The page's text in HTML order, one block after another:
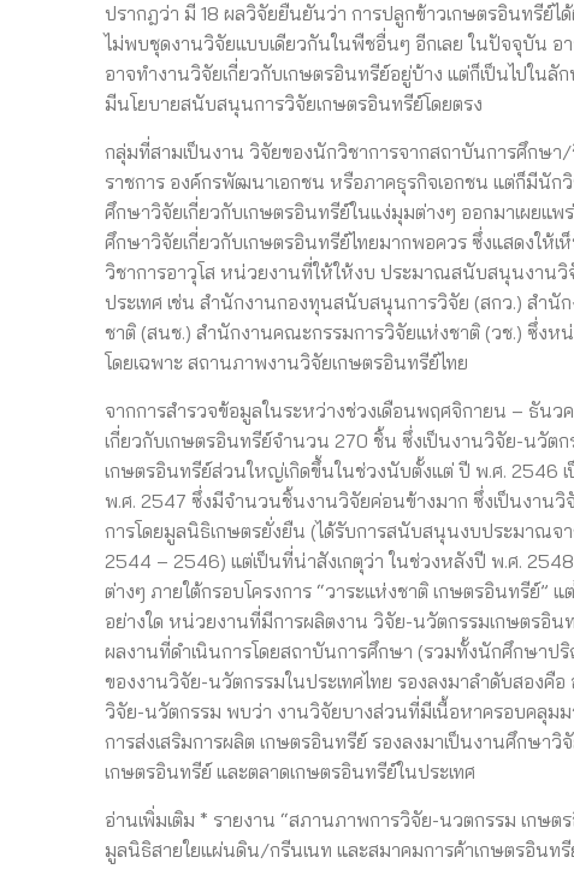
ปรากฎว่า มี 18 ผลวิจัยยืนยันว่า การปลูกข้าวเกษตรอินทรีย์ไ
ไม่พบชุดงานวิจัยแบบเดียวกันในพืชอื่นๆ อีกเลย ในปัจจุบัน
อาจทำงานวิจัยเกี่ยวกับเกษตรอินทรีย์อยู่บ้าง แต่ก็เป็นไปใน
มีนโยบายสนับสนุนการวิจัยเกษตรอินทรีย์โดยตรง
กลุ่มที่สามเป็นงาน วิจัยของนักวิชาการจากสถาบันการศึกษ
ราชการ องค์กรพัฒนาเอกชน หรือภาคธุรกิจเอกชน แต่ก็มีนั
ศึกษาวิจัยเกี่ยวกับเกษตรอินทรีย์ในแง่มุมต่างๆ ออกมาเผย
ศึกษาวิจัยเกี่ยวกับเกษตรอินทรีย์ไทยมากพอควร ซึ่งแสดงให้
วิชาการอาวุโส หน่วยงานที่ให้ให้งบ ประมาณสนับสนุนงาน
ประเทศ เช่น สำนักงานกองทุนสนับสนุนการวิจัย (สกว.) สำ
ชาติ (สนช.) สำนักงานคณะกรรมการวิจัยแห่งชาติ (วช.) ซึ่งห
โดยเฉพาะ สถานภาพงานวิจัยเกษตรอินทรีย์ไทย
จากการสำรวจข้อมูลในระหว่างช่วงเดือนพฤศจิกายน – ธัน
เกี่ยวกับเกษตรอินทรีย์จำนวน 270 ชิ้น ซึ่งเป็นงานวิจัย-นวัต
เกษตรอินทรีย์ส่วนใหญ่เกิดขึ้นในช่วงนับตั้งแต่ ปี พ.ศ. 2546
พ.ศ. 2547 ซึ่งมีจำนวนชิ้นงานวิจัยค่อนข้างมาก ซึ่งเป็นงานวิ
การโดยมูลนิธิเกษตรยั่งยืน (ได้รับการสนับสนุนงบประมาณ
2544 – 2546) แต่เป็นที่น่าสังเกตุว่า ในช่วงหลังปี พ.ศ.
ต่างๆ ภายใต้กรอบโครงการ “วาระแห่งชาติ เกษตรอินทรีย์
อย่างใด หน่วยงานที่มีการผลิตงาน วิจัย-นวัตกรรมเกษตรอิ
ผลงานที่ดำเนินการโดยสถาบันการศึกษา (รวมทั้งนักศึกษาป
ของงานวิจัย-นวัตกรรมในประเทศไทย รองลงมาลำดับสอง
วิจัย-นวัตกรรม พบว่า งานวิจัยบางส่วนที่มีเนื้อหาครอบคลุม
การส่งเสริมการผลิต เกษตรอินทรีย์ รองลงมาเป็นงานศึกษา
เกษตรอินทรีย์ และตลาดเกษตรอินทรีย์ในประเทศ
อ่านเพิ่มเติม * รายงาน “สภานภาพการวิจัย-นวตกรรม เกษ
มูลนิธิสายใยแผ่นดิน/กรีนเนท และสมาคมการค้าเกษตรอินทรี